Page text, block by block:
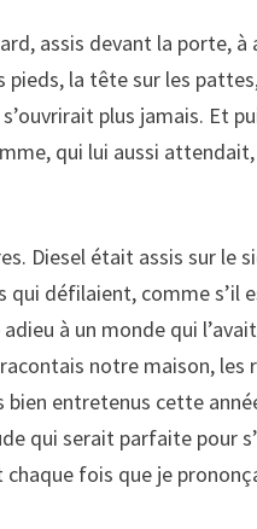
assis devant la porte,
la tête sur les
plus jamais. Et
qui lui aussi
Diesel était assis sur le
défilaient, comme s’il
à un monde qui
notre maison, les
bien entretenus cette
qui serait parfaite pour
fois que je